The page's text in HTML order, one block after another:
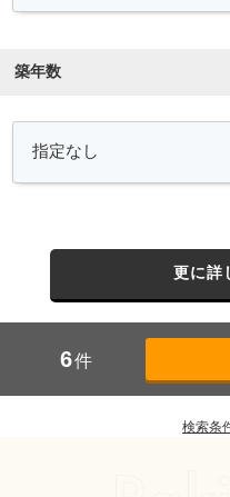
築年数
更に詳
6件
検索条